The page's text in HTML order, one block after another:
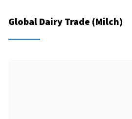
Global Dairy Trade (Milch)